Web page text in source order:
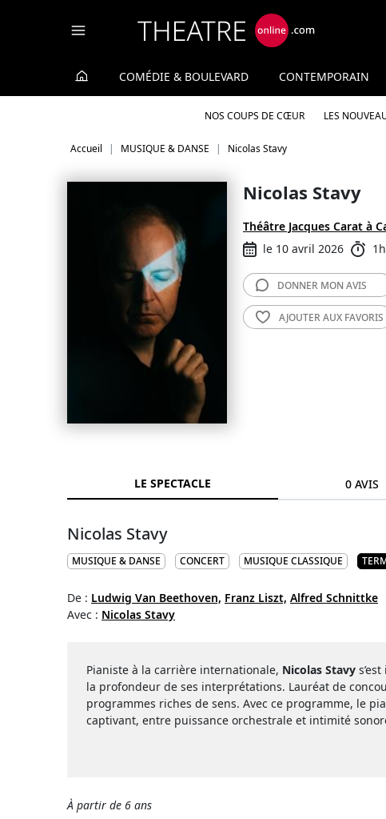
COMÉDIE & BOULEVARD CONTEMPORAIN
NOS COUPS DE CŒUR LES
Accueil MUSIQUE & DANSE Nicolas Stavy
Nicolas Stavy
Théâtre Jacques Carat à
le 10 avril 2026
1h
DONNER MON AVIS
AJOUTER AUX FAVORIS
LE SPECTACLE 0 AVIS
Nicolas Stavy
MUSIQUE & DANSE CONCERT MUSIQUE CLASSIQUE
De : Ludwig Van Beethoven, Franz Liszt, Alfred Schnittke
Avec : Nicolas Stavy
Pianiste à la carrière internationale, Nicolas Stavy
la profondeur de ses interprétations. Lauréat de
programmes riches de sens. Avec ce programme, le
captivant, entre puissance orchestrale et intimité
À partir de 6 ans